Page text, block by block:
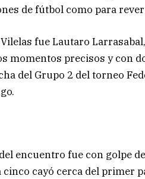
de fútbol como para
fue Lautaro
momentos precisos y con
del Grupo 2 del torneo
encuentro fue con golpe
cinco cayó cerca del primer